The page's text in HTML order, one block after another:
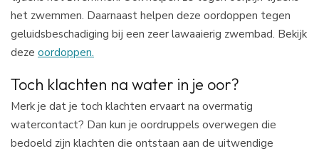
het zwemmen. Daarnaast helpen deze oordoppen tegen
geluidsbeschadiging bij een zeer lawaaierig zwembad. Bekijk
deze oordoppen.
Toch klachten na water in je oor?
Merk je dat je toch klachten ervaart na overmatig
watercontact? Dan kun je oordruppels overwegen die
bedoeld zijn klachten die ontstaan aan de uitwendige